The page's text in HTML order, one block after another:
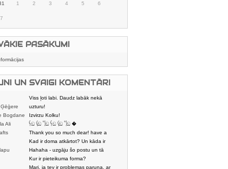
1 2 3 4 5 6
7
PASĀKUMI
UN SVAIGI KOMENTĀRI
Viss ļoti labi. Daudz labāk nekā
karstmaizīšu
uzturu!
Bogdane
Izvirzu Kolku!
Ali
𓌜ඞ 𓌱ඞ 𓌏ඞ 𓌜ඞ 𓌱ඞ 𓌏ඞ �
Thank you so much dear! have a
nice day
Kad ir doma atkārtot? Un kāda ir
aptuvenā dalī
Hahaha - uzgāju šo postu un tā
sasmējos. Četr
Kur ir pieteikuma forma?
Mari, ja tev ir problemas paruna, ar